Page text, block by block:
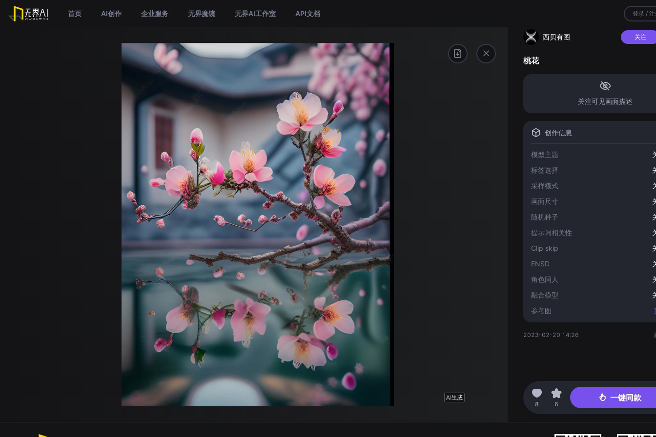
首页 AI创作 企业服务 无界魔镜 无界AI工作室 API文档 登录 /
西贝有图 关注
桃花
关注可见画面描述
创作信息
模型主题
标签选择
采样模式
画面尺寸
随机种子
提示词相关性
Clip skip
ENSD
角色同人
融合模型
参考图
2023-02-20 14:26
8 6
一键同款